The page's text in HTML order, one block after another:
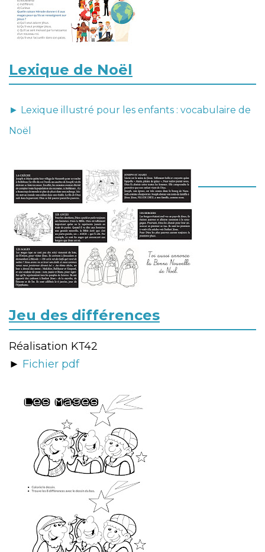
Lexique de Noël
► Lexique illustré pour les enfants : vocabulaire de
Noël
Jeu des différences
Réalisation KT42
► Fichier pdf